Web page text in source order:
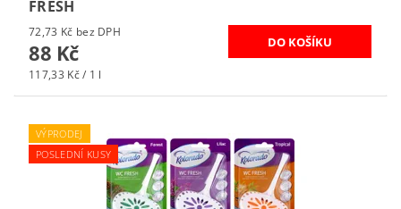
FRESH
72,73 Kč bez DPH
88 Kč
117,33 Kč / 1 l
VÝPRODEJ
POSLEDNÍ KUSY